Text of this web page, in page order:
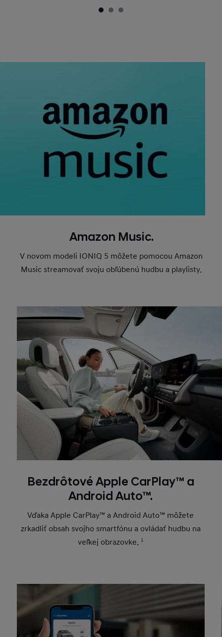
Amazon Music.
V novom modeli IONIQ 5 môžete pomocou Amazon
Music streamovať svoju obľúbenú hudbu a playlisty.
Bezdrôtové Apple CarPlay™ a
Android Auto™.
Vďaka Apple CarPlay™ a Android Auto™ môžete
zrkadliť obsah svojho smartfónu a ovládať hudbu na
veľkej obrazovke. 1